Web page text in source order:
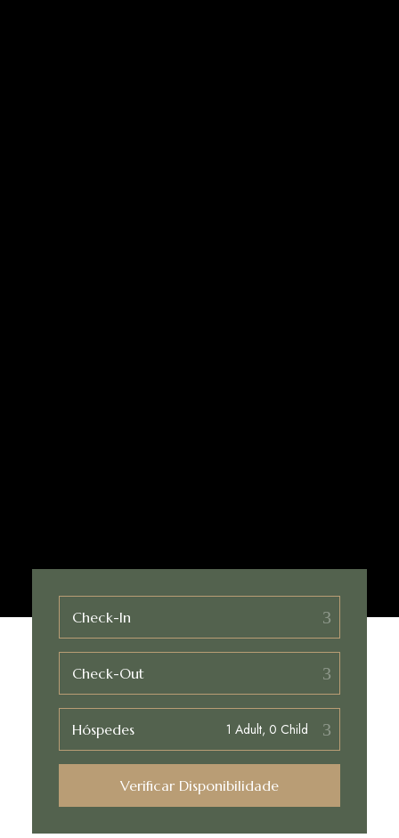
Check-In
Check-Out
Hóspedes
Verificar Disponibilidade